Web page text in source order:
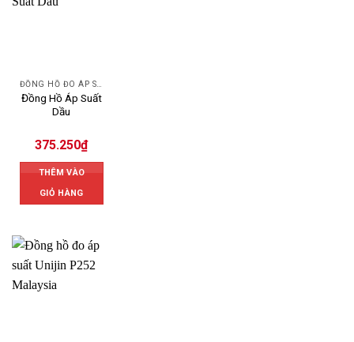
ĐỒNG HỒ ĐO ÁP SUẤT
Đồng Hồ Áp Suất
Dầu
375.250₫
THÊM VÀO
GIỎ HÀNG